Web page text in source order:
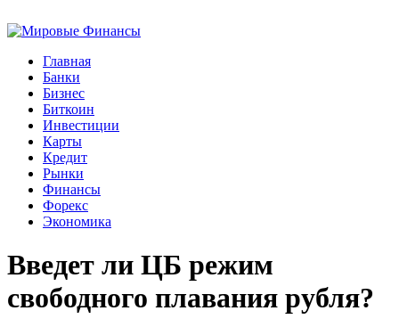
Главная
Банки
Бизнес
Биткоин
Инвестиции
Карты
Кредит
Рынки
Финансы
Форекс
Экономика
Введет ли ЦБ режим
свободного плавания рубля?